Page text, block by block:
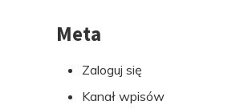
Meta
Zaloguj się
Kanał wpisów